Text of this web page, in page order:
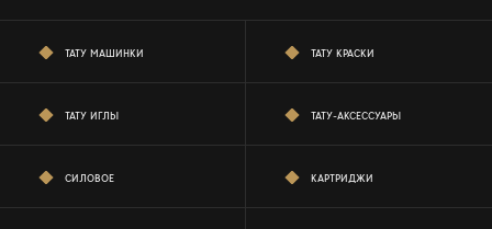
ТАТУ МАШИНКИ ТАТУ КРАСКИ
ТАТУ ИГЛЫ ТАТУ-АКСЕССУАРЫ
СИЛОВОЕ КАРТРИДЖИ